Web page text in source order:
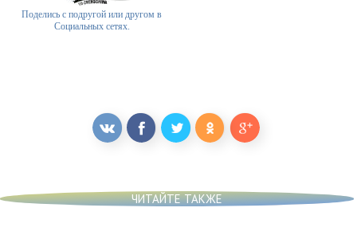
Поделись с подругой или другом в
Социальных сетях.
ЧИТАЙТЕ ТАКЖЕ